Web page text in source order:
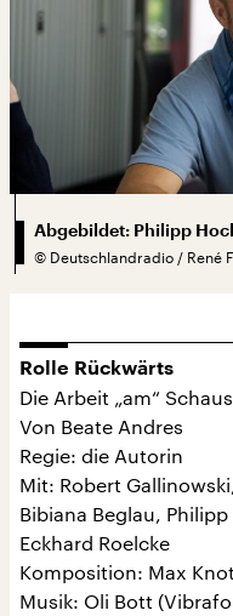
Abgebildet: Philipp
© Deutschlandradio / René
Rolle Rückwärts
Die Arbeit „am“
Von Beate Andres
Regie: die Autorin
Mit: Robert
Bibiana Beglau,
Eckhard Roelcke
Komposition: Max
Musik: Oli Bott